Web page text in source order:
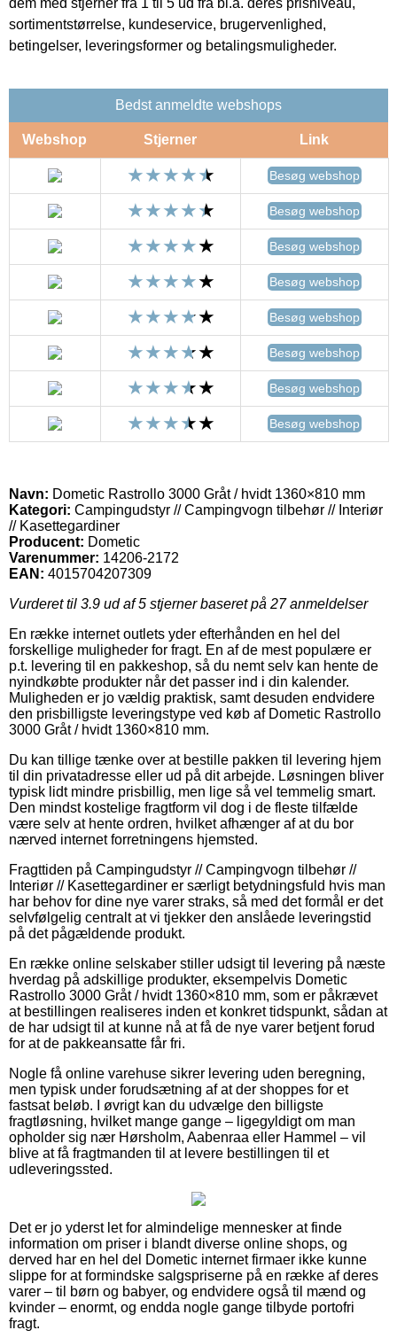
sortimentstørrelse, kundeservice, brugervenlighed,
betingelser, leveringsformer og betalingsmuligheder.
Bedst anmeldte webshops
Webshop Stjerner Link
Besøg webshop
Besøg webshop
Besøg webshop
Besøg webshop
Besøg webshop
Besøg webshop
Besøg webshop
Besøg webshop
Navn: Dometic Rastrollo 3000 Gråt / hvidt 1360×810 mm
Kategori: Campingudstyr // Campingvogn tilbehør // Interiør
// Kasettegardiner
Producent: Dometic
Varenummer: 14206-2172
EAN: 4015704207309
Vurderet til 3.9 ud af 5 stjerner baseret på 27anmeldelser
En række internet outlets yder efterhånden en hel del
forskellige muligheder for fragt. En af de mest populære er
p.t. levering til en pakkeshop, så du nemt selv kan hente de
nyindkøbte produkter når det passer ind i din kalender.
Muligheden er jo vældig praktisk, samt desuden endvidere
den prisbilligste leveringstype ved køb af Dometic Rastrollo
3000 Gråt / hvidt 1360×810 mm.
Du kan tillige tænke over at bestille pakken til levering hjem
til din privatadresse eller ud på dit arbejde. Løsningen bliver
typisk lidt mindre prisbillig, men lige så vel temmelig smart.
Den mindst kostelige fragtform vil dog i de fleste tilfælde
være selv at hente ordren, hvilket afhænger af at du bor
nærved internet forretningens hjemsted.
Fragttiden på Campingudstyr // Campingvogn tilbehør //
Interiør // Kasettegardiner er særligt betydningsfuld hvis man
har behov for dine nye varer straks, så med det formål er det
selvfølgelig centralt at vi tjekker den anslåede leveringstid
på det pågældende produkt.
En række online selskaber stiller udsigt til levering på næste
hverdag på adskillige produkter, eksempelvis Dometic
Rastrollo 3000 Gråt / hvidt 1360×810 mm, som er påkrævet
at bestillingen realiseres inden et konkret tidspunkt, sådan at
de har udsigt til at kunne nå at få de nye varer betjent forud
for at de pakkeansatte får fri.
Nogle få online varehuse sikrer levering uden beregning,
men typisk under forudsætning af at der shoppes for et
fastsat beløb. I øvrigt kan du udvælge den billigste
fragtløsning, hvilket mange gange – ligegyldigt om man
opholder sig nær Hørsholm, Aabenraa eller Hammel – vil
blive at få fragtmanden til at levere bestillingen til et
udleveringssted.
Det er jo yderst let for almindelige mennesker at finde
information om priser i blandt diverse online shops, og
derved har en hel del Dometic internet firmaer ikke kunne
slippe for at formindske salgspriserne på en række af deres
varer – til børn og babyer, og endvidere også til mænd og
kvinder – enormt, og endda nogle gange tilbyde portofri
fragt.